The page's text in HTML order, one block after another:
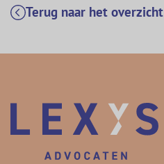
Terug naar het overzicht